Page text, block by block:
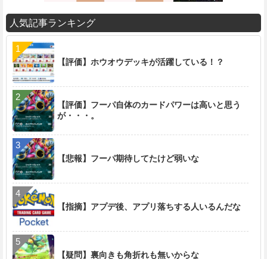
M
t
人気記事ランキング
【評価】ホウオウデッキが活躍している！？
【評価】フーパ自体のカードパワーは高いと思う
が・・・。
【悲報】フーパ期待してたけど弱いな
【指摘】アプデ後、アプリ落ちする人いるんだな
【疑問】裏向きも角折れも無いからな